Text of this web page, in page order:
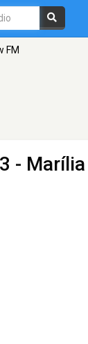
FM
- Marília